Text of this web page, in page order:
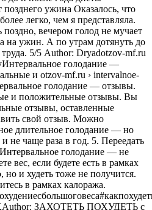
позднего ужина Оказалось, что
легко, чем я представляла.
поздно, вечером голод не мучает
на ужин. А по утрам дотянуть до
труда. 5/5 Author: Dryadotzov-mf.ru
голодание —
и otzov-mf.ru › intervalnoe-
голодание — отзывы.
и положительные отзывы. Вы
отзывы, оставленные
свой отзыв. Можно
длительное голодание — но
не чаще раза в год. 5. Переедать
голодание — не
вес, если будете есть в рамках
и худеть тоже не получится.
в рамках калоража.
ЗАХОТЕТЬ ПОХУДЕТЬ с